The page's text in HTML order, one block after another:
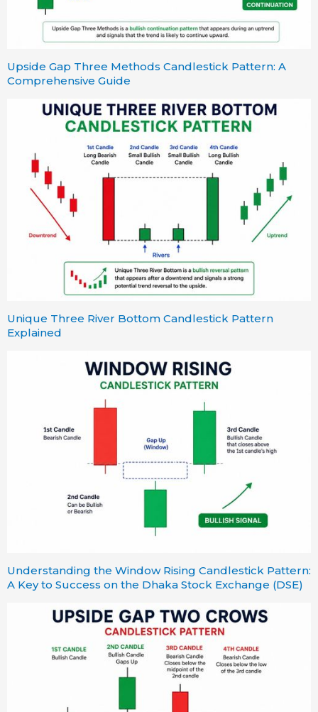
Upside Gap Three Methods Candlestick Pattern: A
Comprehensive Guide
Unique Three River Bottom Candlestick Pattern
Explained
Understanding the Window Rising Candlestick Pattern:
A Key to Success on the Dhaka Stock Exchange (DSE)